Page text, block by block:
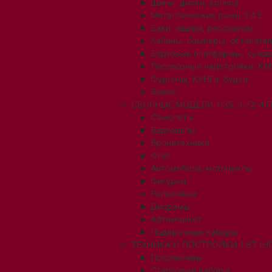
Шины, диски, колеса
Металлические рамы 1:43
Баки, ящики, рессиверы
Кабины, бамперы,
Бортовые платформы,
Лесовозные надстройки,
Фургоны, КУНГи, будки
Боксы
СБОРНЫЕ МОДЕЛИ 1:35, 1:72 И
Самолеты
Вертолеты
Бронетехника
Флот
Автомобили, мотоциклы
Фигурки
Рельсовые
Диорамы
Афтемаркет
Подарочные наборы
ТЕХНИКА И ПОСТРОЙКИ 1:87
Локомотивы
Стартовые наборы